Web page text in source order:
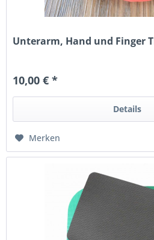
Unterarm, Hand und Finger
10,00 € *
Details
Merken